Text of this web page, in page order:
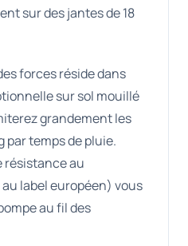
sur des jantes de 18
forces réside dans
sur sol mouillé
grandement les
par temps de pluie.
résistance au
label européen) vous
au fil des